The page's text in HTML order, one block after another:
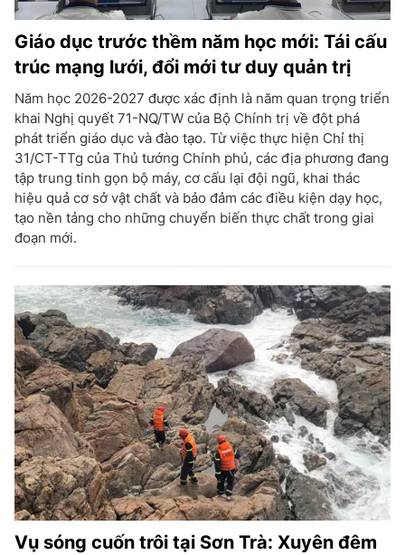
Giáo dục trước thềm năm học mới: Tái cấu
trúc mạng lưới, đổi mới tư duy quản trị
Năm học 2026-2027 được xác định là năm quan trọng triển
khai Nghị quyết 71-NQ/TW của Bộ Chính trị về đột phá
phát triển giáo dục và đào tạo. Từ việc thực hiện Chỉ thị
31/CT-TTg của Thủ tướng Chính phủ, các địa phương đang
tập trung tinh gọn bộ máy, cơ cấu lại đội ngũ, khai thác
hiệu quả cơ sở vật chất và bảo đảm các điều kiện dạy học,
tạo nền tảng cho những chuyển biến thực chất trong giai
đoạn mới.
Vụ sóng cuốn trôi tại Sơn Trà: Xuyên đêm